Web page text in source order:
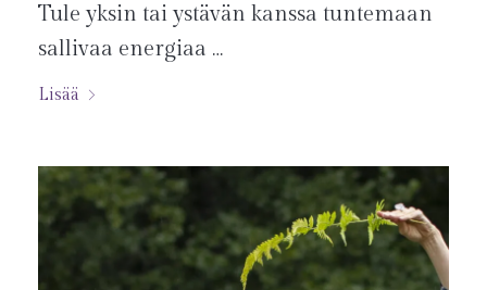
Tule yksin tai ystävän kanssa tuntemaan
sallivaa energiaa …
Lisää